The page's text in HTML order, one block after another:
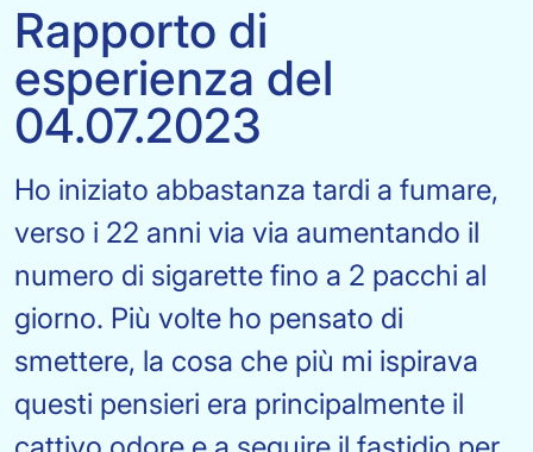
Rapporto di
esperienza del
04.07.2023
Ho iniziato abbastanza tardi a fumare,
verso i 22 anni via via aumentando il
numero di sigarette fino a 2 pacchi al
giorno. Più volte ho pensato di
smettere, la cosa che più mi ispirava
questi pensieri era principalmente il